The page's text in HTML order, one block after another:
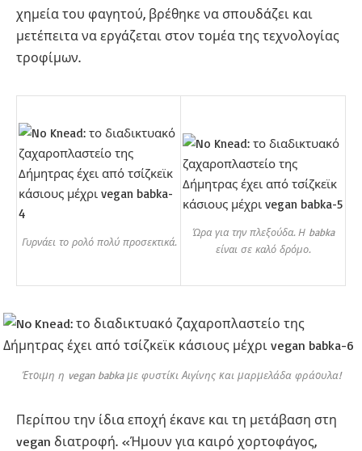
χημεία του φαγητού, βρέθηκε να σπουδάζει και
μετέπειτα να εργάζεται στον τομέα της τεχνολογίας
τροφίμων.
Γυρνάει το ρολό πολύ προσεκτικά.
Ώρα για την πλεξούδα. Η babka
είναι σε καλό δρόμο.
Έτοιμη η vegan babka με φυστίκι Αιγίνης και μαρμελάδα φράουλα!
Περίπου την ίδια εποχή έκανε και τη μετάβαση στη
vegan διατροφή. «Ήμουν για καιρό χορτοφάγος,